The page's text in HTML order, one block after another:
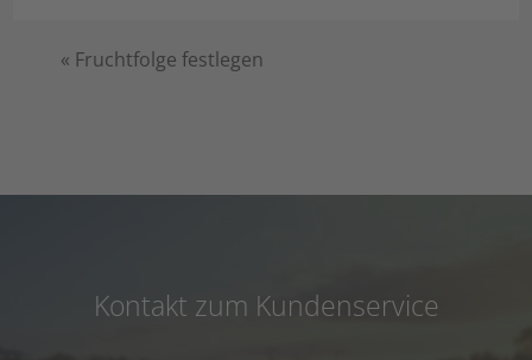
« Fruchtfolge festlegen
Kontakt zum Kundenservice